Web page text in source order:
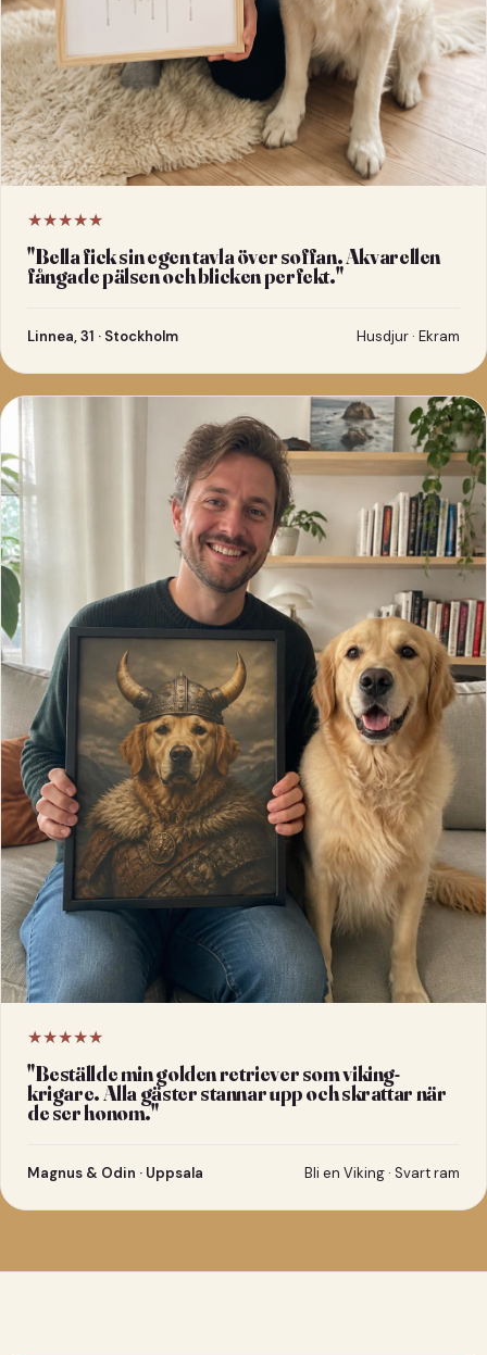
★★★★★
"Bella fick sin egen tavla över soffan. Akvarellen
fångade pälsen och blicken perfekt."
Linnea, 31 · Stockholm Husdjur · Ekram
★★★★★
"Beställde min golden retriever som viking-
krigare. Alla gäster stannar upp och skrattar när
de ser honom."
Magnus & Odin · Uppsala Bli en Viking · Svart ram